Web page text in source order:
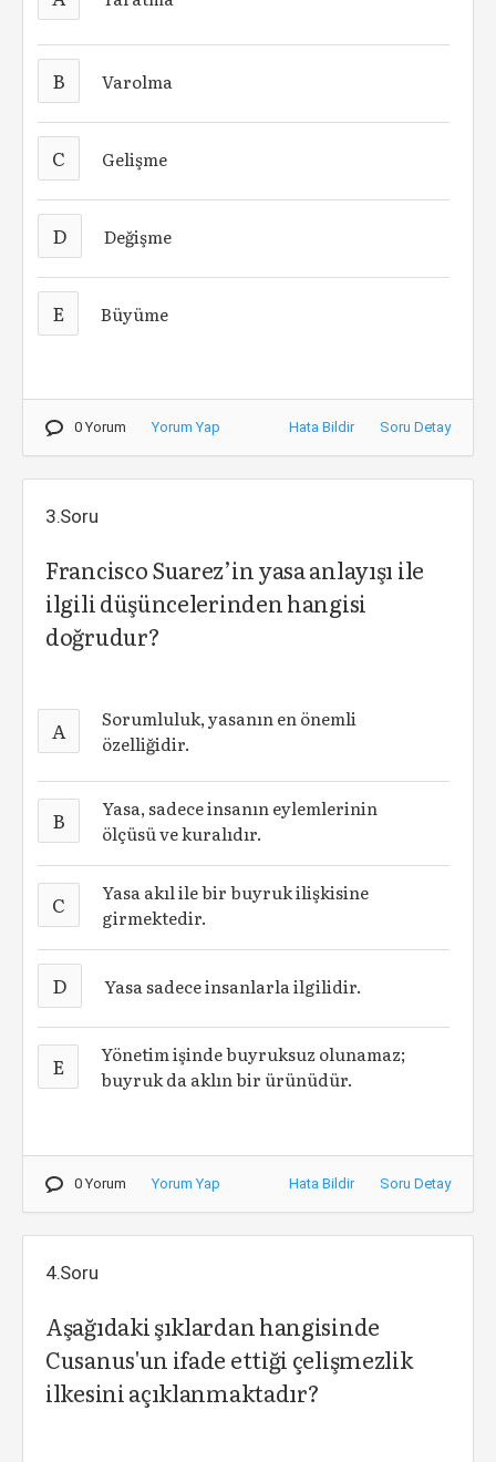
B Varolma
C Gelişme
D Değişme
E Büyüme
0 Yorum Yorum Yap Hata Bildir Soru Detay
3.Soru
Francisco Suarez’in yasa anlayışı ile
ilgili düşüncelerinden hangisi
doğrudur?
A
Sorumluluk, yasanın en önemli
özelliğidir.
B
Yasa, sadece insanın eylemlerinin
ölçüsü ve kuralıdır.
C
Yasa akıl ile bir buyruk ilişkisine
girmektedir.
D Yasa sadece insanlarla ilgilidir.
E
Yönetim işinde buyruksuz olunamaz;
buyruk da aklın bir ürünüdür.
0 Yorum Yorum Yap Hata Bildir Soru Detay
4.Soru
Aşağıdaki şıklardan hangisinde
Cusanus'un ifade ettiği çelişmezlik
ilkesini açıklanmaktadır?